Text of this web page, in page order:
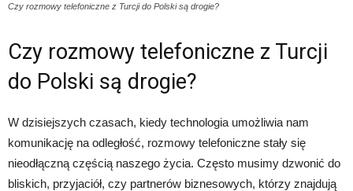
Czy rozmowy telefoniczne z Turcji do Polski są drogie?
Czy rozmowy telefoniczne z Turcji
do Polski są drogie?
W dzisiejszych czasach, kiedy technologia umożliwia nam
komunikację na odległość, rozmowy telefoniczne stały się
nieodłączną częścią naszego życia. Często musimy dzwonić do
bliskich, przyjaciół, czy partnerów biznesowych, którzy znajdują